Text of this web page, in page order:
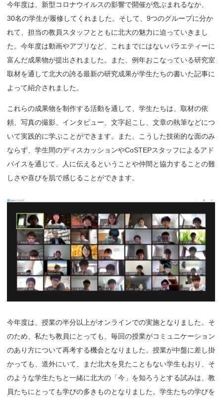
今年度は、新型コロナウイルスの影響で開催が危ぶまれるなか、
30名の学生が履修してくれました。そして、9つのグループに分か
れて、担当の教員スタッフとともに北大の魅力に迫っていきまし
た。今年度は動画やアプリなど、これまでにはないバラエティーに
富んだ成果物が提出されました。また、例年おこなっている研究室
取材を通して北大の誇る最新の研究成果が学生たちの書いた記事に
よって紹介されました。
これらの成果物を制作する活動を通して、学生たちは、取材の依
頼、写真の撮影、インタビュー、文字起こし、文章の執筆などにつ
いて実践的に学ぶことができます。また、こうした技術的な面のみ
ならず、学生間のディスカッションやCoSTEPスタッフによるアド
バイスを通じて、人に伝えるということや仲間と協力することの難
しさや喜びを肌で感じることができます。
今年度は、授業の半分以上がオンラインでの実施となりました。そ
のため、私たち教員にとっても、毎回の授業がコミュニケーション
のあり方について再考する機会となりました。授業が中盤に差し掛
かっても、道外にいて、まだ北大を見たこともない学生もおり、そ
のような学生たちと一緒に北大の「今」を知ろうとする試みは、教
員たちにとっても学びの多きものとなりました。学生たちの学びを